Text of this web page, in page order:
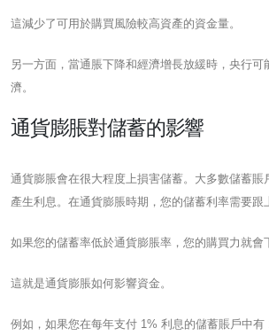
這減少了可用於購買風險較高資產的資金量。
另一方面，當通脹下降和經濟增長放緩時，央行可
濟。
通貨膨脹對儲蓄的影響
通貨膨脹會在很大程度上損害儲蓄。大多數儲蓄賬
產生利息。在通貨膨脹時期，您的儲蓄利率需要跟
如果您的儲蓄率低於通貨膨脹率，您的購買力就會
這就是通貨膨脹如何影響資金。
例如，如果您在每年支付 1% 利息的儲蓄賬戶中